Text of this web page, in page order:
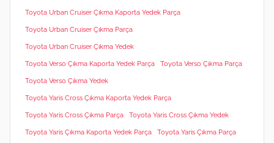
Toyota Urban Cruiser Çıkma Kaporta Yedek Parça
Toyota Urban Cruiser Çıkma Parça
Toyota Urban Cruiser Çıkma Yedek
Toyota Verso Çıkma Kaporta Yedek Parça Toyota Verso Çıkma Parça
Toyota Verso Çıkma Yedek
Toyota Yaris Cross Çıkma Kaporta Yedek Parça
Toyota Yaris Cross Çıkma Parça Toyota Yaris Cross Çıkma Yedek
Toyota Yaris Çıkma Kaporta Yedek Parça Toyota Yaris Çıkma Parça